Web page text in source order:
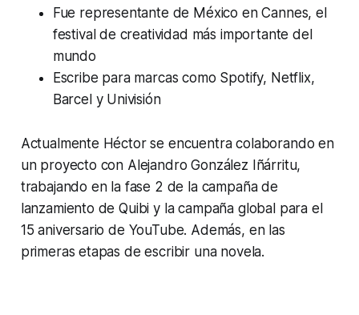
Fue representante de México en Cannes, el
festival de creatividad más importante del
mundo
Escribe para marcas como Spotify, Netflix,
Barcel y Univisión
Actualmente Héctor se encuentra colaborando en
un proyecto con Alejandro González Iñárritu,
trabajando en la fase 2 de la campaña de
lanzamiento de Quibi y la campaña global para el
15 aniversario de YouTube. Además, en las
primeras etapas de escribir una novela.